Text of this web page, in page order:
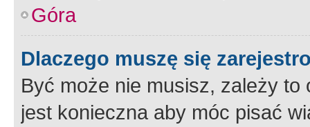
Góra
Dlaczego muszę się
Być może nie musisz, zależy
jest konieczna aby móc pisać